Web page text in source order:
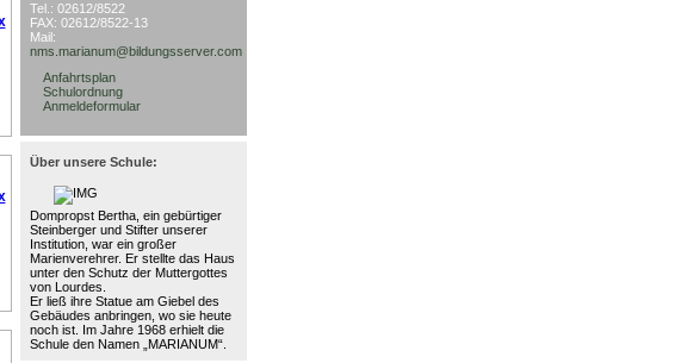
Tel.: 02612/8522
FAX: 02612/8522-13
Mail:
nms.marianum@bildungsserver.com
Anfahrtsplan
Schulordnung
Anmeldeformular
Über unsere Schule:
Dompropst Bertha, ein gebürtiger
Steinberger und Stifter unserer
Institution, war ein großer
Marienverehrer. Er stellte das Haus
unter den Schutz der Muttergottes
von Lourdes.
Er ließ ihre Statue am Giebel des
Gebäudes anbringen, wo sie heute
noch ist. Im Jahre 1968 erhielt die
Schule den Namen „MARIANUM“.